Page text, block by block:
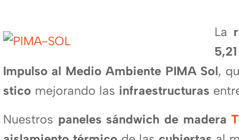
La
Impulso al Medio Ambiente PIMA Sol,
stico mejorando las infraestructuras
Nuestros paneles sándwich de madera